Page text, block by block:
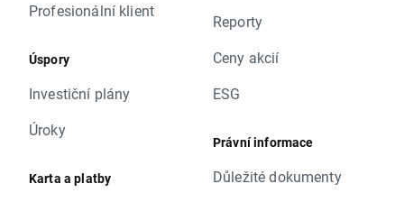
Profesionální klient
Úspory
Investiční plány
Úroky
Karta a platby
Reporty
Ceny akcií
ESG
Právní informace
Důležité dokumenty